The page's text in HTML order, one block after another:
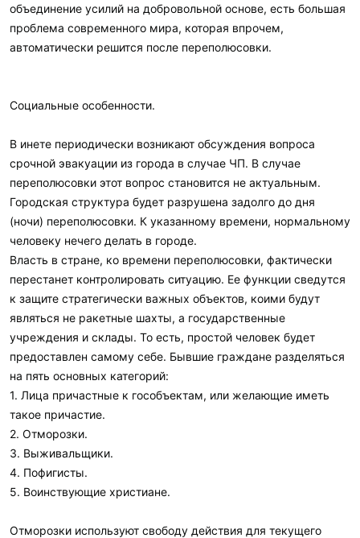
объединение усилий на добровольной основе, есть большая
проблема современного мира, которая впрочем,
автоматически решится после переполюсовки.
Социальные особенности.
В инете периодически возникают обсуждения вопроса
срочной эвакуации из города в случае ЧП. В случае
переполюсовки этот вопрос становится не актуальным.
Городская структура будет разрушена задолго до дня
(ночи) переполюсовки. К указанному времени, нормальному
человеку нечего делать в городе.
Власть в стране, ко времени переполюсовки, фактически
перестанет контролировать ситуацию. Ее функции сведутся
к защите стратегически важных объектов, коими будут
являться не ракетные шахты, а государственные
учреждения и склады. То есть, простой человек будет
предоставлен самому себе. Бывшие граждане разделяться
на пять основных категорий:
1. Лица причастные к гособъектам, или желающие иметь
такое причастие.
2. Отморозки.
3. Выживальщики.
4. Пофигисты.
5. Воинствующие христиане.
Отморозки используют свободу действия для текущего